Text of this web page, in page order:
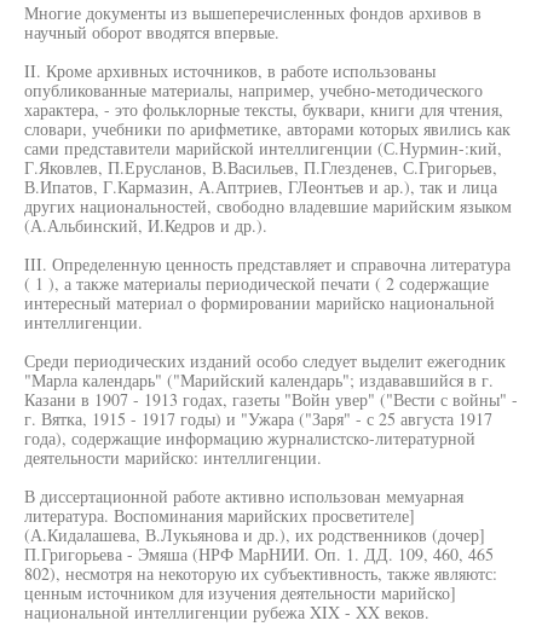
Многие документы из вышеперечисленных фондов архивов в
научный оборот вводятся впервые.
II. Кроме архивных источников, в работе использованы
опубликованные материалы, например, учебно-методического
характера, - это фольклорные тексты, буквари, книги для чтения,
словари, учебники по арифметике, авторами которых явились как
сами представители марийской интеллигенции (С.Нурмин-:кий,
Г.Яковлев, П.Ерусланов, В.Васильев, П.Глезденев, С.Григорьев,
В.Ипатов, Г.Кармазин, А.Аптриев, ГЛеонтьев и ар.), так и лица
других национальностей, свободно владевшие марийским языком
(А.Альбинский, И.Кедров и др.).
III. Определенную ценность представляет и справочна литература
( 1 ), а также материалы периодической печати ( 2 содержащие
интересный материал о формировании марийско национальной
интеллигенции.
Среди периодических изданий особо следует выделит ежегодник
"Марла календарь" ("Марийский календарь"; издававшийся в г.
Казани в 1907 - 1913 годах, газеты "Войн увер" ("Вести с войны" -
г. Вятка, 1915 - 1917 годы) и "Ужара ("Заря" - с 25 августа 1917
года), содержащие информацию журналистско-литературной
деятельности марийско: интеллигенции.
В диссертационной работе активно использован мемуарная
литература. Воспоминания марийских просветителе]
(А.Кидалашева, В.Лукьянова и др.), их родственников (дочер]
П.Григорьева - Эмяша (НРФ МарНИИ. Оп. 1. ДД. 109, 460, 465
802), несмотря на некоторую их субъективность, также являютс:
ценным источником для изучения деятельности марийско]
национальной интеллигенции рубежа XIX - XX веков.